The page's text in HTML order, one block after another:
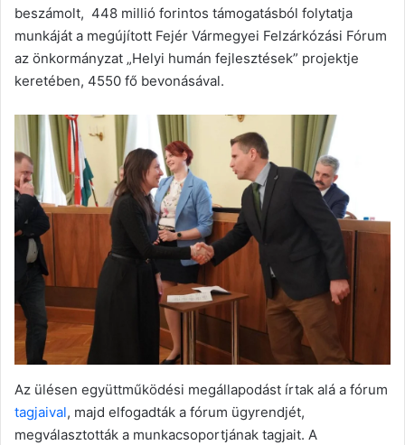
beszámolt, 448 millió forintos támogatásból folytatja
munkáját a megújított Fejér Vármegyei Felzárkózási Fórum
az önkormányzat „Helyi humán fejlesztések” projektje
keretében, 4550 fő bevonásával.
Az ülésen együttműködési megállapodást írtak alá a fórum
tagjaival, majd elfogadták a fórum ügyrendjét,
megválasztották a munkacsoportjának tagjait. A